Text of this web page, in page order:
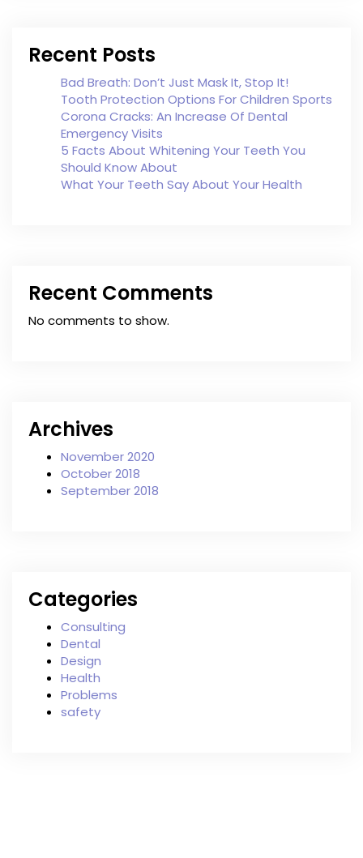
Recent Posts
Bad Breath: Don’t Just Mask It, Stop It!
Tooth Protection Options For Children Sports
Corona Cracks: An Increase Of Dental
Emergency Visits
5 Facts About Whitening Your Teeth You
Should Know About
What Your Teeth Say About Your Health
Recent Comments
No comments to show.
Archives
November 2020
October 2018
September 2018
Categories
Consulting
Dental
Design
Health
Problems
safety